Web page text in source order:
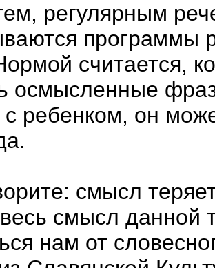
регулярным
программы
считается,
осмысленные
с ребенком, он
смысл
смысл
нам от